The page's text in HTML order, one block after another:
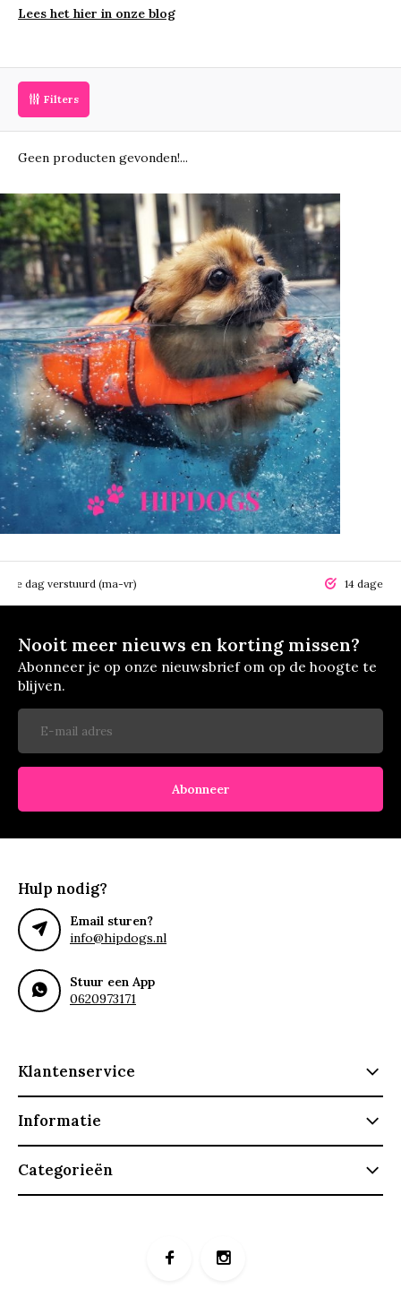
Lees het hier in onze blog
Filters
Geen producten gevonden!...
dag verstuurd (ma-vr) 14 dagen
Nooit meer nieuws en korting missen?
Abonneer je op onze nieuwsbrief om op de hoogte te
blijven.
Abonneer
Hulp nodig?
Email sturen?
info@hipdogs.nl
Stuur een App
0620973171
Klantenservice
Informatie
Categorieën